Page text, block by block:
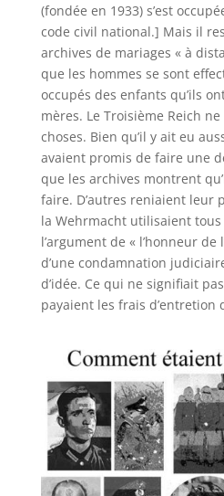
(fondée en 1933) s’est
code civil national.] Mais il
archives de mariages « à
que les hommes se sont
occupés des enfants qu’ils
mères. Le Troisième Reich
choses. Bien qu’il y ait eu
avaient promis de faire une
que les archives montrent
faire. D’autres reniaient leur
la Wehrmacht utilisaient
l’argument de « l’honneur de
d’une condamnation
d’idée. Ce qui ne signifiait
payaient les frais d’entretion